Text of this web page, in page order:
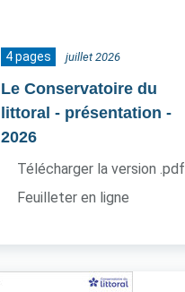
4 pages juillet 2026
Le Conservatoire du
littoral - présentation -
2026
Télécharger la version .pdf
Feuilleter en ligne